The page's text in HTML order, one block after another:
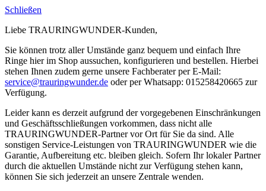
Schließen
Liebe TRAURINGWUNDER-Kunden,
Sie können trotz aller Umstände ganz bequem und einfach Ihre
Ringe hier im Shop aussuchen, konfigurieren und bestellen. Hierbei
stehen Ihnen zudem gerne unsere Fachberater per E-Mail:
service@trauringwunder.de oder per Whatsapp: 015258420665 zur
Verfügung.
Leider kann es derzeit aufgrund der vorgegebenen Einschränkungen
und Geschäftsschließungen vorkommen, dass nicht alle
TRAURINGWUNDER-Partner vor Ort für Sie da sind. Alle
sonstigen Service-Leistungen von TRAURINGWUNDER wie die
Garantie, Aufbereitung etc. bleiben gleich. Sofern Ihr lokaler Partner
durch die aktuellen Umstände nicht zur Verfügung stehen kann,
können Sie sich jederzeit an unsere Zentrale wenden.